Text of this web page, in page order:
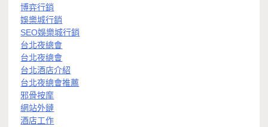
博弈行銷
娛樂城行銷
SEO娛樂城行銷
台北夜總會
台北夜總會
台北酒店介紹
台北夜總會推薦
邪骨按摩
網站外鏈
酒店工作